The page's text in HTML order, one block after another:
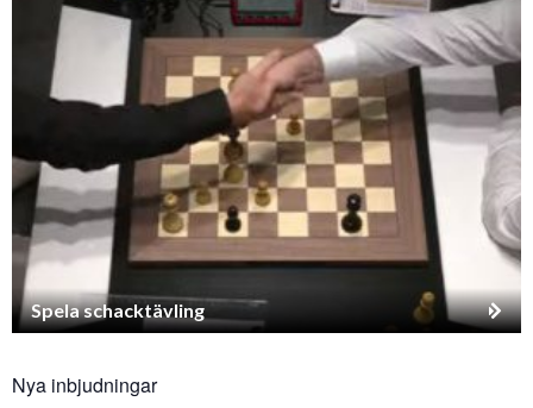
Spela schacktävling
Nya inbjudningar